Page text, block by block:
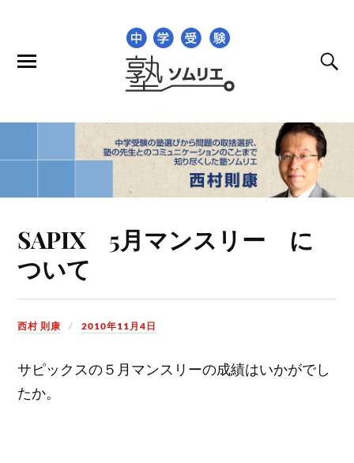
SAPIX 5月マンスリー に
ついて
西村 則康 2010年11月4日
サピックスの５月マンスリーの成績はいかがでし
たか。